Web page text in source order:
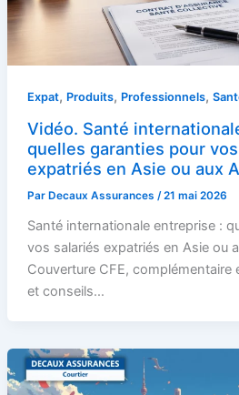
Expat, Produits, Professionnels,
Vidéo. Santé
quelles garanties pour
expatriés en Asie ou aux
Par Decaux Assurances /21 mai 2026
Santé internationale entreprise :
vos salariés expatriés en Asie ou
Couverture CFE, complémentaire
et conseils…